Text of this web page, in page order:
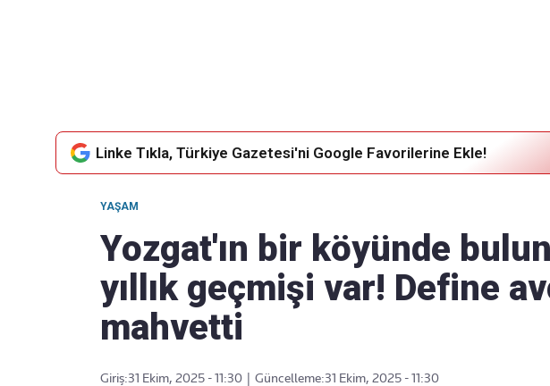
Linke Tıkla, Türkiye Gazetesi'ni Google Favorilerine Ekle!
YAŞAM
Yozgat'ın bir köyünde
yıllık geçmişi var! Define
mahvetti
Giriş:31 Ekim, 2025 - 11:30 Güncelleme:31 Ekim, 2025 - 11:30